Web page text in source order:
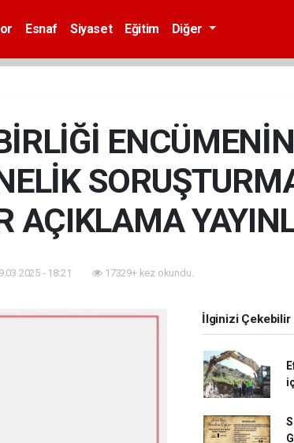
Esnaf Siyaset Eğitim Diğer
AÇIKLAMA
- 18:21 17329+ kez okundu.
İlginizi Çekebilir